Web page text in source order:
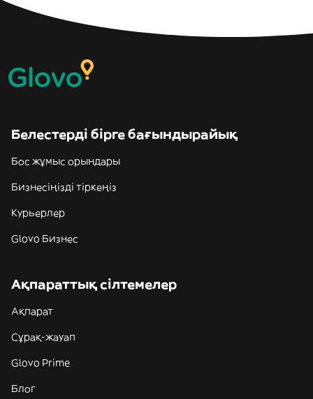
Белестерді бірге бағындырайық
Бос жұмыс орындары
Бизнесіңізді тіркеңіз
Курьерлер
Glovo Бизнес
Ақпараттық сілтемелер
Ақпарат
Сұрақ-жауап
Glovo Prime
Блог